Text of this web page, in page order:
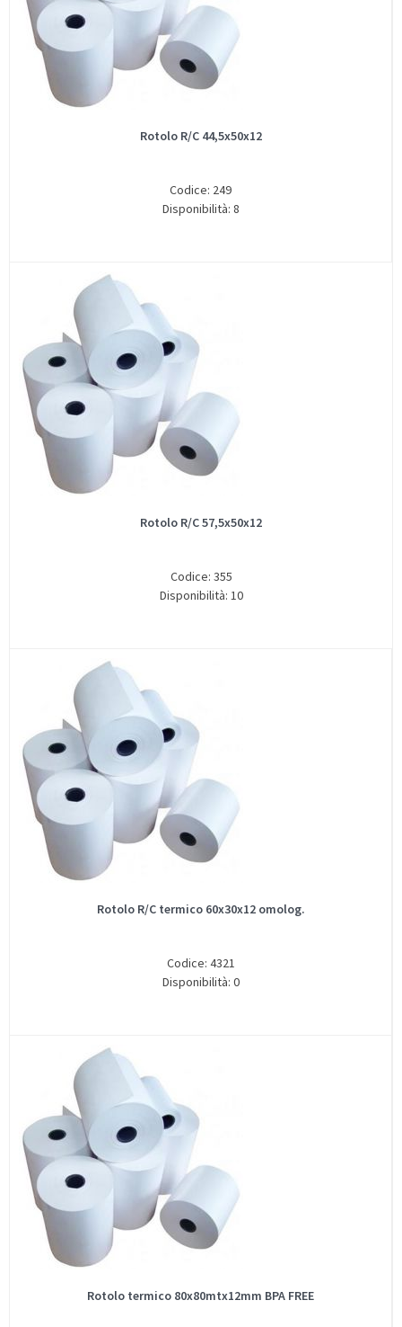
Rotolo R/C 44,5x50x12
Codice: 249
Disponibilità: 8
Rotolo R/C 57,5x50x12
Codice: 355
Disponibilità: 10
Rotolo R/C termico 60x30x12 omolog.
Codice: 4321
Disponibilità: 0
Rotolo termico 80x80mtx12mm BPA FREE